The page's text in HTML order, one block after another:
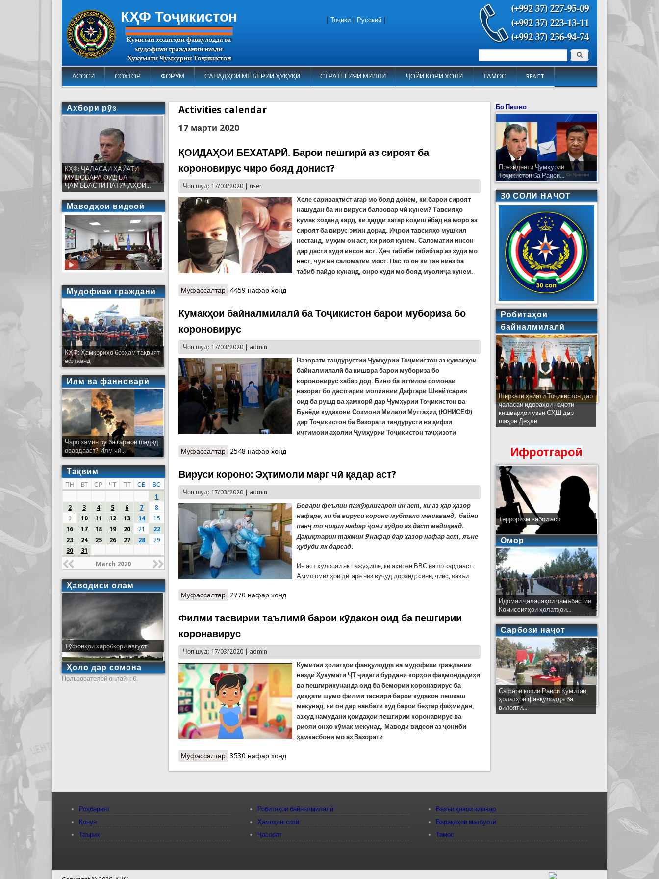
КҲФ Тоҷикистон
АСОСӢ СОХТОР ФОРУМ САНАДҲОИ МЕЪЁРИИ ҲУҚУҚӢ СТРАТЕГИЯИ МИЛЛӢ ҶОЙИ КОРИ ХОЛӢ ТАМОС REACT
Форма поиска Поиск
Тоҷикӣ Русский
Activities calendar
17 марти 2020
ҚОИДАҲОИ БЕХАТАРӢ. Барои пешгирӣ аз сироят ба
короновирус чиро бояд донист?
Чоп шуд: 17/03/2020 |user
Хеле саривақтист агар мо бояд донем, ки барои сироят
нашудан ба ин вируси балоовар чӣ кунем? Тавсияҳо
кумак хоҳанд кард, ки ҳадди хатар коҳиш ёбад ва моро аз
сироят ба вирус эмин дорад. Иҷрои тавсияҳо мушкил
нестанд, муҳим он аст, ки риоя кунем. Саломатии инсон
дар дасти худи инсон аст. Ҳеч табибе табибтар аз худи мо
нест, чун ин саломатии мост. Пас то он ки тан ниёз ба
табиб пайдо кунанд, онро худи мо бояд муолиҷа кунем.
Муфассалтар о ҚОИДАҲОИ БЕХАТАРӢ. Барои пешгирӣ аз сироят ба короновирус чиро бояд донист?
4459 нафар хонд
Кумакҳои байналмилалӣ ба Тоҷикистон барои мубориза бо
короновирус
Чоп шуд: 17/03/2020 | admin
Вазорати тандурустииҶумҳурии Тоҷикистон аз кумакҳои
байналмилалӣ ба кишвра барои мубориза бо
короновирус хабар дод. Бино ба иттилои сомонаи
вазорат бо дастгирии молиявии Дафтари Швейтсария
оид ба рушд ва ҳамкорӣ дар Ҷумҳурии Тоҷикистон ва
Бунёди кӯдакони Созмони Милали Муттаҳид (ЮНИСЕФ)
дар Тоҷикистон ба Вазорати тандурустӣ ва ҳифзи
иҷтимоии аҳолии Ҷумҳурии Тоҷикистон таҷҳизоти
Муфассалтар о Кумакҳои байналмилалӣ ба Тоҷикистон барои мубориза бо короновирус
2548 нафар хонд
Вируси короно: Эҳтимоли марг чӣ қадар аст?
Чоп шуд: 17/03/2020 | admin
Бовари феълии пажӯҳишгарон ин аст, ки аз ҳар ҳазор
нафаре, ки ба вируси короно мубтало мешаванд, байни
панҷ то чиҳил нафар ҷони худро аз даст медиҳанд.
Дақиқтарин тахмин 9 нафар дар ҳазор нафар аст, яъне
ҳудуди як дарсад.
Ин аст хулосаи як пажӯҳише, ки ахиран ВВС нашр кардааст.
Аммо омилҳои дигаре низ вуҷуд доранд: синн, ҷинс, вазъи
Муфассалтар о Вируси короно: Эҳтимоли марг чӣ қадар аст?
2770 нафар хонд
Филми тасвирии таълимӣ барои кӯдакон оид ба пешгирии
коронавирус
Чоп шуд: 17/03/2020 | admin
Кумитаи ҳолатҳои фавқулодда ва мудофиаи граждании
назди Ҳукумати ҶТ ҷиҳати бурдани корҳои фаҳмондадиҳӣ
ва пешгирикунанда оид ба бемории коронавирус ба
диққати шумо филми тасвирӣ барои кӯдакон пешкаш
мекунад, ки он дар навбати худ барои беҳтар фаҳмидан,
азхуд намудани қоидаҳои пешгирии коронавирус ва
риояи онҳо кӯмак мекунад. Маводи видеои аз ҷониби
ҳамкасбони мо аз Вазорати
Муфассалтар о Филми тасвирии таълимӣ барои кӯдакон оид ба пешгирии коронавирус
3530 нафар хонд
Ахбори рӯз
КҲФ: ҶАЛАСАИ ҲАЙАТИ
МУШОВАРА ОИД БА
ҶАМЪБАСТИ НАТИҶАҲОИ...
Маводҳои видеоӣ
Мудофиаи гражданӣ
КҲФ: Ҳамкориҳо бозҳам тақвият
ёфтаанд
Илм ва фанноварӣ
Чаро замин рӯ ба гармои шадид
овардааст? Илм чӣ...
Тақвим
ПН ВТ СР ЧТ ПТ СБ
ВС
1
2
3 4 5 6 7
8
9
10 11 12 13 14
15
16
17 18 19 20 21
22
23
24 25 26 27 28
29
30
31
March 2020
Ҳаводиси олам
Тӯфонҳои харобкори август
Ҳоло дар сомона
Пользователей онлайн: 0.
Бо Пешво
Президенти Ҷумҳурии
Тоҷикистон ба Раиси...
30 СОЛИ НАҶОТ
Робитаҳои
байналмилалӣ
Ширкати ҳайати Тоҷикистон дар
ҷаласаи идораҳои наҷоти
кишварҳои узви СҲШ дар
шаҳри Деҳлӣ
Ифротгароӣ
Терроризм вабои аср
Омор
Идомаи ҷаласаҳои ҷамъбастии
Комиссияҳои ҳолатҳои...
Сарбози наҷот
Сафари кории Раиси Кумитаи
ҳолатҳои фавқулодда ба
вилояти...
Роҳбарият
Қонун
Таърих
Робитаҳои байналмилалӣ
Ҳамоҳангсозӣ
Ҷасорат
Вазъи ҳавои кишвар
Варақаҳои матбуотӣ
Тамос